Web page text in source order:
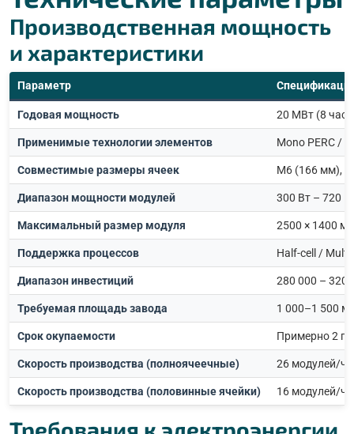
Производственная мощность
и характеристики
Параметр
Годовая мощность 20 МВт (8
Применимые технологии элементов Mono PERC /
Совместимые размеры ячеек M6 (166 мм),
Диапазон мощности модулей 300 Вт – 720
Максимальный размер модуля 2500 × 1400
Поддержка процессов Half-cell /
Диапазон инвестиций 280 000 – 320
Требуемая площадь завода 1 000–1 500
Срок окупаемости Примерно 2
Скорость производства (полноячеечные) 26 модулей/
Скорость производства (половинные ячейки) 16 модулей/